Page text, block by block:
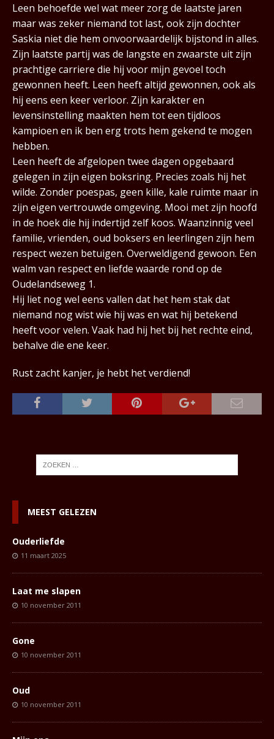
Leen behoefde wel wat meer zorg de laatste jaren
maar was zeker niemand tot last, ook zijn dochter
Saskia niet die hem onvoorwaardelijk bijstond in alles.
Zijn laatste partij was de langste en zwaarste uit zijn
prachtige carriere die hij voor mijn gevoel toch
gewonnen heeft. Leen heeft altijd gewonnen, ook als
hij eens een keer verloor. Zijn karakter en
levensinstelling maakten hem tot een tijdloos
kampioen en ik ben erg trots hem gekend te mogen
hebben.
Leen heeft de afgelopen twee dagen opgebaard
gelegen in zijn eigen boksring. Precies zoals hij het
wilde. Zonder poespas, geen kille, kale ruimte maar in
zijn eigen vertrouwde omgeving. Mooi met zijn hoofd
in de hoek die hij indertijd zelf koos. Waanzinnig veel
familie, vrienden, oud boksers en leerlingen zijn hem
respect wezen betuigen. Overweldigend gewoon. Een
walm van respect en liefde waarde rond op de
Oudelandseweg 1.
Hij liet nog wel eens vallen dat het hem stak dat
niemand nog wist wie hij was en wat hij betekend
heeft voor velen. Vaak had hij het bij het rechte eind,
behalve die ene keer.
Rust zacht kanjer, je hebt het verdiend!
MEEST GELEZEN
Ouderliefde
11 maart 2025
Laat me slapen
10 november 2011
Gone
10 november 2011
Oud
10 november 2011